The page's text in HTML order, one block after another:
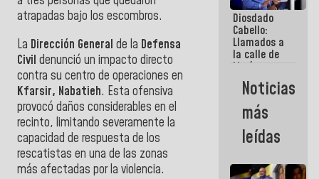
atrapadas bajo los escombros.
La Dirección General de la Defensa
Civil denunció un impacto directo
contra su centro de operaciones en
Kfarsir, Nabatieh. Esta ofensiva
provocó daños considerables en el
recinto, limitando severamente la
capacidad de respuesta de los
rescatistas en una de las zonas
más afectadas por la violencia.
¿Y la gente
que ella iba
a salvar en
La Guaira?
Diosdado
Cabello:
Llamados a
la calle de
María
Machado se
estrellaron
de frente
contra el
Pueblo
Noticias
más
leídas